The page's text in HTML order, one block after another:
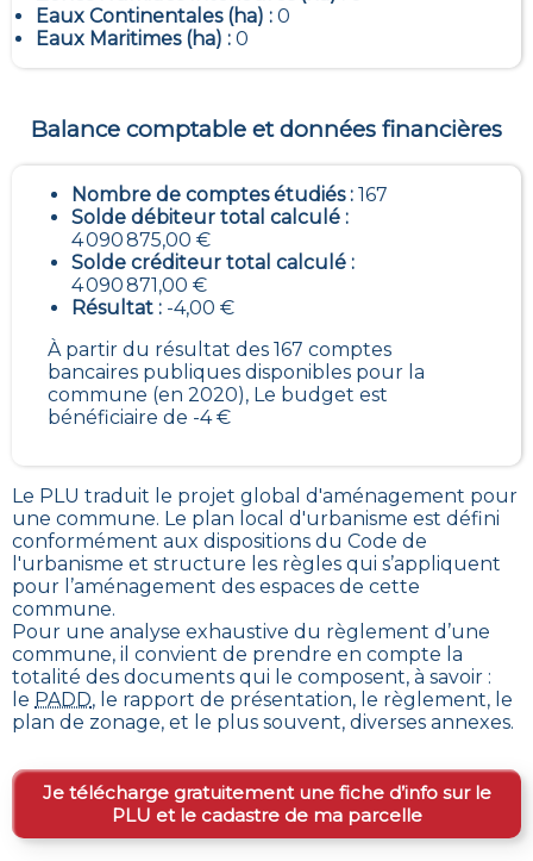
Eaux Continentales (ha) : 0
Eaux Maritimes (ha) : 0
Balance comptable et données financières
Nombre de comptes étudiés : 167
Solde débiteur total calculé :
4 090 875,00 €
Solde créditeur total calculé :
4 090 871,00 €
Résultat : -4,00 €
À partir du résultat des 167 comptes
bancaires publiques disponibles pour la
commune (en 2020), Le budget est
bénéficiaire de -4 €
Le PLU traduit le projet global d'aménagement pour
une commune. Le plan local d'urbanisme est défini
conformément aux dispositions du Code de
l'urbanisme et structure les règles qui s’appliquent
pour l’aménagement des espaces de cette
commune.
Pour une analyse exhaustive du règlement d’une
commune, il convient de prendre en compte la
totalité des documents qui le composent, à savoir :
le PADD, le rapport de présentation, le règlement, le
plan de zonage, et le plus souvent, diverses annexes.
Je télécharge gratuitement une fiche d’info sur le
PLU et le cadastre de ma parcelle